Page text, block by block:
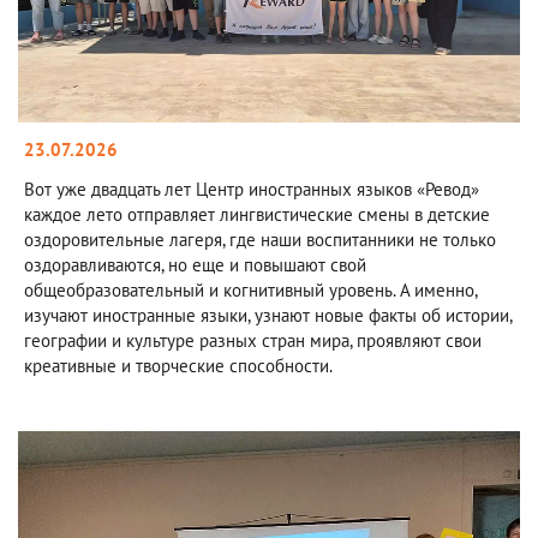
23.07.2026
Вот уже двадцать лет Центр иностранных языков «Ревод»
каждое лето отправляет лингвистические смены в детские
оздоровительные лагеря, где наши воспитанники не только
оздоравливаются, но еще и повышают свой
общеобразовательный и когнитивный уровень. А именно,
изучают иностранные языки, узнают новые факты об истории,
географии и культуре разных стран мира, проявляют свои
креативные и творческие способности.